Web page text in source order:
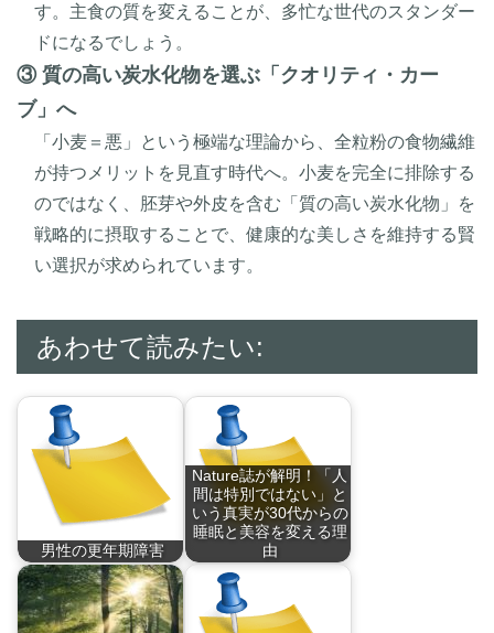
す。主食の質を変えることが、多忙な世代のスタンダー
ドになるでしょう。
③ 質の高い炭水化物を選ぶ「クオリティ・カー
ブ」へ
「小麦＝悪」という極端な理論から、全粒粉の食物繊維
が持つメリットを見直す時代へ。小麦を完全に排除する
のではなく、胚芽や外皮を含む「質の高い炭水化物」を
戦略的に摂取することで、健康的な美しさを維持する賢
い選択が求められています。
あわせて読みたい:
男性の更年期障害
『更年期障害』と言
う…
Nature誌が解明！「人
間は特別ではない」と
いう真実が30代からの
睡眠と美容を変える理
由
Nature誌が投げ…